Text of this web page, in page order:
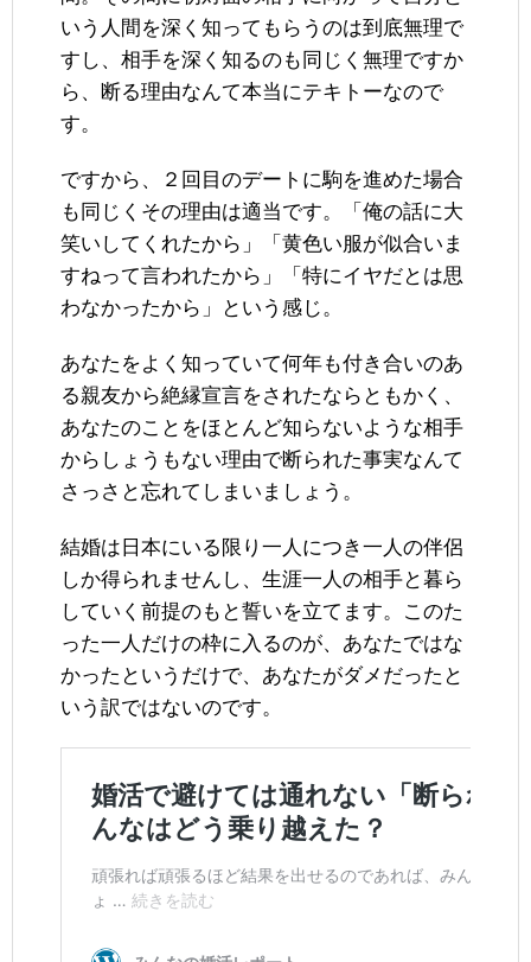
いう人間を深く知ってもらうのは到底無理で
すし、相手を深く知るのも同じく無理ですか
ら、断る理由なんて本当にテキトーなので
す。
ですから、２回目のデートに駒を進めた場合
も同じくその理由は適当です。「俺の話に大
笑いしてくれたから」「黄色い服が似合いま
すねって言われたから」「特にイヤだとは思
わなかったから」という感じ。
あなたをよく知っていて何年も付き合いのあ
る親友から絶縁宣言をされたならともかく、
あなたのことをほとんど知らないような相手
からしょうもない理由で断られた事実なんて
さっさと忘れてしまいましょう。
結婚は日本にいる限り一人につき一人の伴侶
しか得られませんし、生涯一人の相手と暮ら
していく前提のもと誓いを立てます。このた
った一人だけの枠に入るのが、あなたではな
かったというだけで、あなたがダメだったと
いう訳ではないのです。